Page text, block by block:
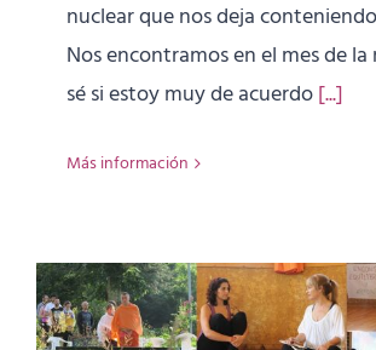
nuclear que nos deja
Nos encontramos en el mes de la
sé si estoy muy de acuerdo[...]
Más información